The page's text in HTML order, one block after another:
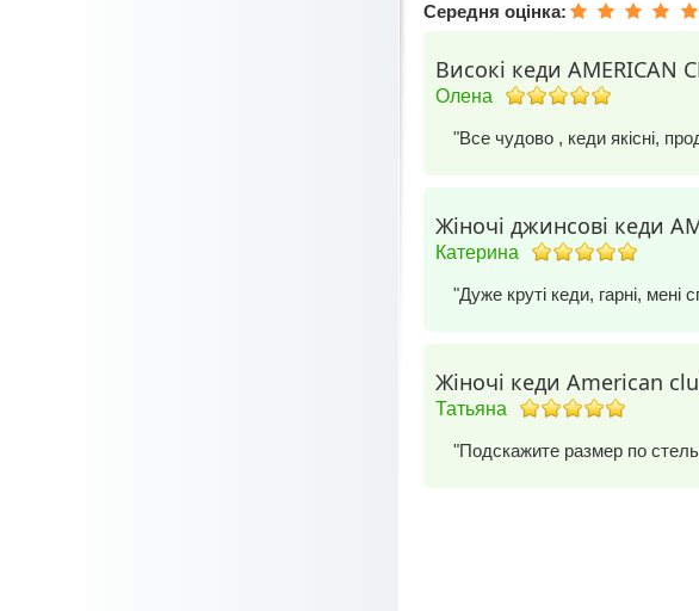
Середня оцінка:
Високі кеди AMERICAN
Олена
"Все чудово , кеди якісні,
Жіночі джинсові кеди
Катерина
"Дуже круті кеди, гарні,
Жіночі кеди American
Татьяна
"Подскажите размер по